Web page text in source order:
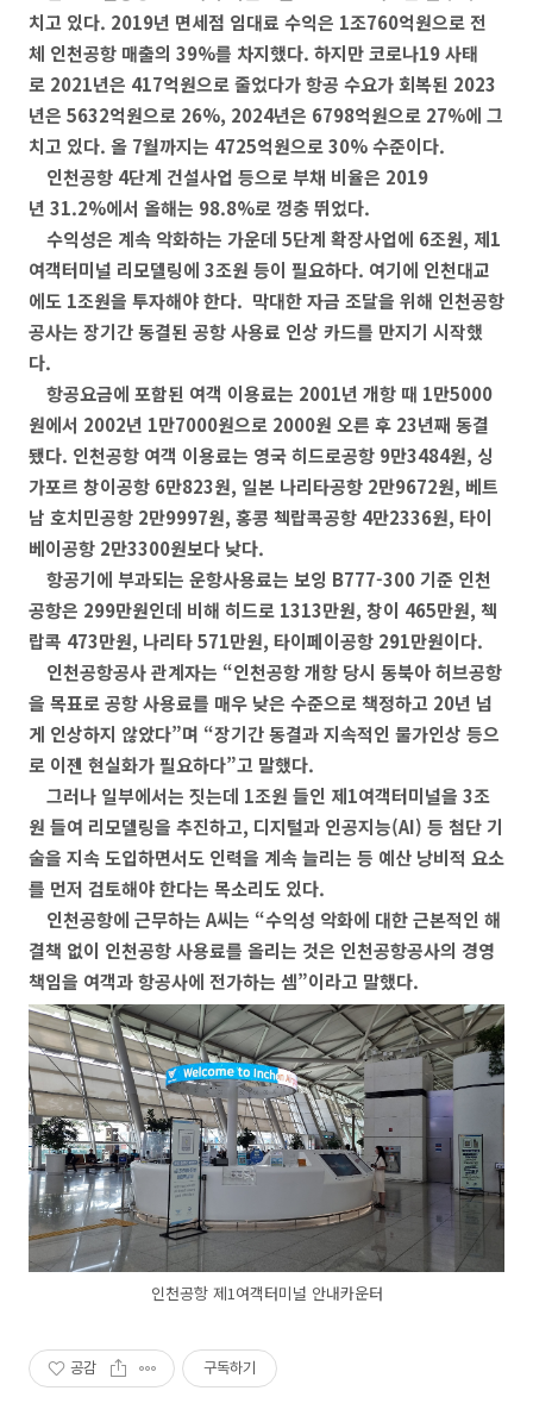
치고 있다. 2019년 면세점 임대료 수익은 1조760억원으로 전
체 인천공항 매출의 39%를 차지했다. 하지만 코로나19 사태
로 2021년은 417억원으로 줄었다가 항공 수요가 회복된 2023
년은 5632억원으로 26%, 2024년은 6798억원으로 27%에 그
치고 있다. 올 7월까지는 4725억원으로 30% 수준이다.
인천공항 4단계 건설사업 등으로 부채 비율은 2019
년 31.2%에서 올해는 98.8%로 껑충 뛰었다.
수익성은 계속 악화하는 가운데 5단계 확장사업에 6조원, 제1
여객터미널 리모델링에 3조원 등이 필요하다. 여기에 인천대교
에도 1조원을 투자해야 한다. 막대한 자금 조달을 위해 인천공항
공사는 장기간 동결된 공항 사용료 인상 카드를 만지기 시작했
다.
항공요금에 포함된 여객 이용료는 2001년 개항 때 1만5000
원에서 2002년 1만7000원으로 2000원 오른 후 23년째 동결
됐다. 인천공항 여객 이용료는 영국 히드로공항 9만3484원, 싱
가포르 창이공항 6만823원, 일본 나리타공항 2만9672원, 베트
남 호치민공항 2만9997원, 홍콩 첵랍콕공항 4만2336원, 타이
베이공항 2만3300원보다 낮다.
항공기에 부과되는 운항사용료는 보잉 B777-300 기준 인천
공항은 299만원인데 비해 히드로 1313만원, 창이 465만원, 첵
랍콕 473만원, 나리타 571만원, 타이페이공항 291만원이다.
인천공항공사 관계자는 “인천공항 개항 당시 동북아 허브공항
을 목표로 공항 사용료를 매우 낮은 수준으로 책정하고 20년 넘
게 인상하지 않았다”며 “장기간 동결과 지속적인 물가인상 등으
로 이젠 현실화가 필요하다”고 말했다.
그러나 일부에서는 짓는데 1조원 들인 제1여객터미널을 3조
원 들여 리모델링을 추진하고, 디지털과 인공지능(AI) 등 첨단 기
술을 지속 도입하면서도 인력을 계속 늘리는 등 예산 낭비적 요소
를 먼저 검토해야 한다는 목소리도 있다.
인천공항에 근무하는 A씨는 “수익성 악화에 대한 근본적인 해
결책 없이 인천공항 사용료를 올리는 것은 인천공항공사의 경영
책임을 여객과 항공사에 전가하는 셈”이라고 말했다.
인천공항 제1여객터미널 안내카운터
공감 구독하기